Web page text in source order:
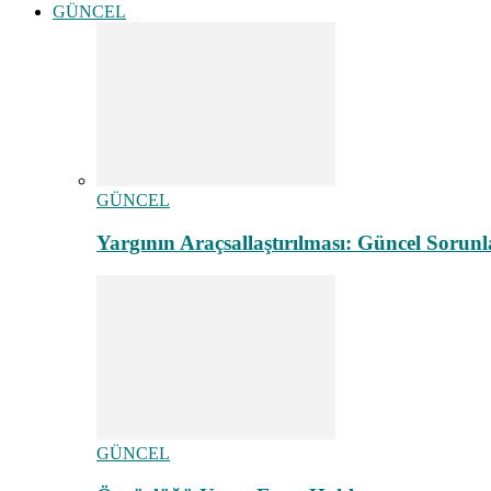
GÜNCEL
GÜNCEL
Yargının Araçsallaştırılması: Güncel
GÜNCEL